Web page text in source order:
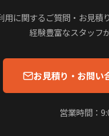
用に関するご質問・お見積
経験豊富なスタッフ
お見積り・お問い
営業時間：